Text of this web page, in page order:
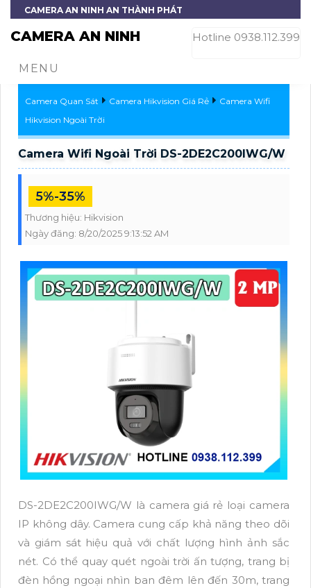
CAMERA AN NINH AN THÀNH PHÁT
CAMERA AN NINH Hotline 0938.112.399
MENU
Camera Quan Sát Camera Hikvision Giá Rẻ
Camera Wifi
Hikvision Ngoài Trời
Camera Wifi Ngoài Trời DS-2DE2C200IWG/W
5%-35%
Thương hiệu: Hikvision
Ngày đăng: 8/20/2025 9:13:52 AM
DS-2DE2C200IWG/W là camera giá rẻ loại camera
IP không dây. Camera cung cấp khả năng theo dõi
và giám sát hiệu quả với chất lượng hình ảnh sắc
nét. Có thể quay quét ngoài trời ấn tượng, trang bị
đèn hồng ngoại nhìn ban đêm lên đến 30m, trang